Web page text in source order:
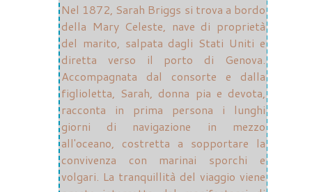
Nel 1872, Sarah Briggs si trova a bordo
della Mary Celeste, nave di proprietà
del marito, salpata dagli Stati Uniti e
diretta verso il porto di Genova.
Accompagnata dal consorte e dalla
figlioletta, Sarah, donna pia e devota,
racconta in prima persona i lunghi
giorni di navigazione in mezzo
all'oceano, costretta a sopportare la
convivenza con marinai sporchi e
volgari. La tranquillità del viaggio viene